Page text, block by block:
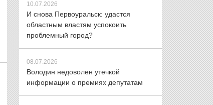
10.07.2026
И снова Первоуральск: удастся
областным властям успокоить
проблемный город?
08.07.2026
Володин недоволен утечкой
информации о премиях депутатам